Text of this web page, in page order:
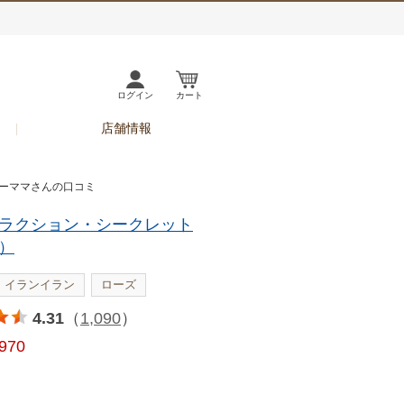
ログイン カート
店舗情報
マさんの口コミ
クション・シークレット
イランイラン ローズ
4.31 （ 1,090）